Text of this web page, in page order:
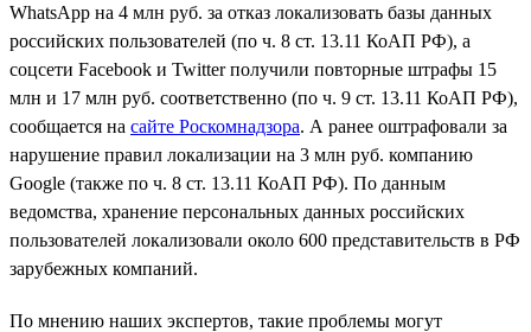
WhatsApp на 4 млн руб. за отказ локализовать базы данных
российских пользователей (по ч. 8 ст. 13.11 КоАП РФ), а
соцсети Facebook и Twitter получили повторные штрафы 15
млн и 17 млн руб. соответственно (по ч. 9 ст. 13.11 КоАП РФ),
сообщается на сайте Роскомнадзора. А ранее оштрафовали за
нарушение правил локализации на 3 млн руб. компанию
Google (также по ч. 8 ст. 13.11 КоАП РФ). По данным
ведомства, хранение персональных данных российских
пользователей локализовали около 600 представительств в РФ
зарубежных компаний.
По мнению наших экспертов, такие проблемы могут